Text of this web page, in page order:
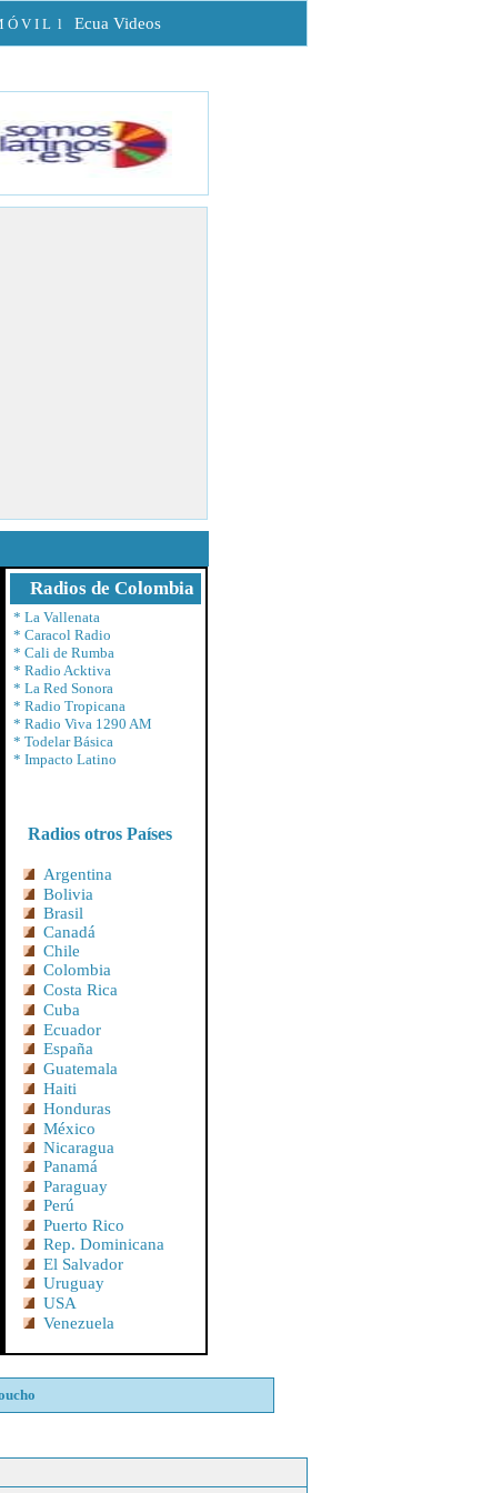
Ó V I L l Ecua Videos
Radios de Colombia
* La Vallenata
* Caracol Radio
* Cali de Rumba
* Radio Acktiva
* La Red Sonora
* Radio Tropicana
* Radio Viva 1290 AM
* Todelar Básica
* Impacto Latino
Radios otros Países
Argentina
Bolivia
Brasil
Canadá
Chile
Colombia
Costa Rica
Cuba
Ecuador
España
Guatemala
Haiti
Honduras
México
Nicaragua
Panamá
Paraguay
Perú
Puerto Rico
Rep. Dominicana
El Salvador
Uruguay
USA
Venezuela